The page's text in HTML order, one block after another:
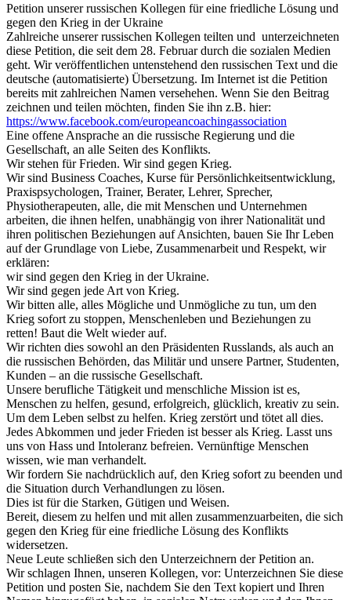
Petition unserer russischen Kollegen für eine friedliche Lösung und
gegen den Krieg in der Ukraine
Zahlreiche unserer russischen Kollegen teilten und unterzeichneten
diese Petition, die seit dem 28. Februar durch die sozialen Medien
geht. Wir veröffentlichen untenstehend den russischen Text und die
deutsche (automatisierte) Übersetzung. Im Internet ist die Petition
bereits mit zahlreichen Namen versehehen. Wenn Sie den Beitrag
zeichnen und teilen möchten, finden Sie ihn z.B. hier:
https://www.facebook.com/europeancoachingassociation
Eine offene Ansprache an die russische Regierung und die
Gesellschaft, an alle Seiten des Konflikts.
Wir stehen für Frieden. Wir sind gegen Krieg.
Wir sind Business Coaches, Kurse für Persönlichkeitsentwicklung,
Praxispsychologen, Trainer, Berater, Lehrer, Sprecher,
Physiotherapeuten, alle, die mit Menschen und Unternehmen
arbeiten, die ihnen helfen, unabhängig von ihrer Nationalität und
ihren politischen Beziehungen auf Ansichten, bauen Sie Ihr Leben
auf der Grundlage von Liebe, Zusammenarbeit und Respekt, wir
erklären:
wir sind gegen den Krieg in der Ukraine.
Wir sind gegen jede Art von Krieg.
Wir bitten alle, alles Mögliche und Unmögliche zu tun, um den
Krieg sofort zu stoppen, Menschenleben und Beziehungen zu
retten! Baut die Welt wieder auf.
Wir richten dies sowohl an den Präsidenten Russlands, als auch an
die russischen Behörden, das Militär und unsere Partner, Studenten,
Kunden – an die russische Gesellschaft.
Unsere berufliche Tätigkeit und menschliche Mission ist es,
Menschen zu helfen, gesund, erfolgreich, glücklich, kreativ zu sein.
Um dem Leben selbst zu helfen. Krieg zerstört und tötet all dies.
Jedes Abkommen und jeder Frieden ist besser als Krieg. Lasst uns
uns von Hass und Intoleranz befreien. Vernünftige Menschen
wissen, wie man verhandelt.
Wir fordern Sie nachdrücklich auf, den Krieg sofort zu beenden und
die Situation durch Verhandlungen zu lösen.
Dies ist für die Starken, Gütigen und Weisen.
Bereit, diesem zu helfen und mit allen zusammenzuarbeiten, die sich
gegen den Krieg für eine friedliche Lösung des Konflikts
widersetzen.
Neue Leute schließen sich den Unterzeichnern der Petition an.
Wir schlagen Ihnen, unseren Kollegen, vor: Unterzeichnen Sie diese
Petition und posten Sie, nachdem Sie den Text kopiert und Ihren